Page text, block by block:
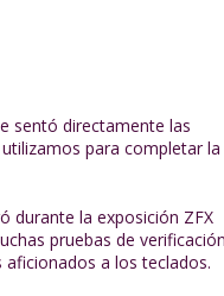
sentó directamente las
para completar la
durante la exposición ZFX
pruebas de verificación
a los teclados.